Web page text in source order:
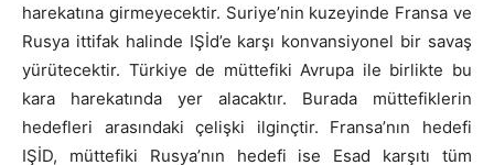
harekatına girmeyecektir. Suriye’nin kuzeyinde Fransa ve
Rusya ittifak halinde IŞİd’e karşı konvansiyonel bir savaş
yürütecektir. Türkiye de müttefiki Avrupa ile birlikte bu
kara harekatında yer alacaktır. Burada müttefiklerin
hedefleri arasındaki çelişki ilginçtir. Fransa’nın hedefi
IŞİD, müttefiki Rusya’nın hedefi ise Esad karşıtı tüm